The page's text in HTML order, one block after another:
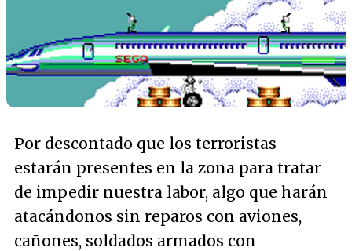
Por descontado que los terroristas
estarán presentes en la zona para tratar
de impedir nuestra labor, algo que harán
atacándonos sin reparos con aviones,
cañones, soldados armados con